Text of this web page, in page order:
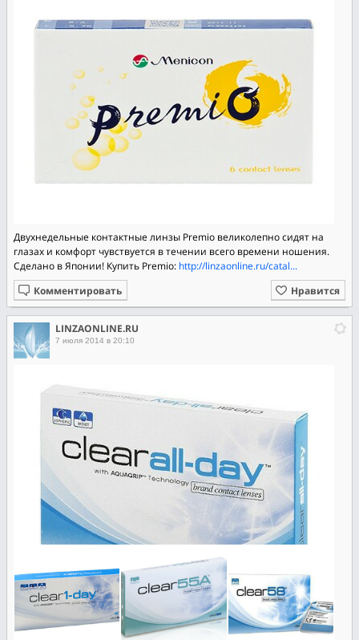
Двухнедельные контактные линзы Premio великолепно сидят на
глазах и комфорт чувствуется в течении всего времени ношения.
Сделано в Японии! Купить Premio: http://linzaonline.ru/catal...
Нравится
Комментировать
LINZAONLINE.RU
7 июля 2014 в 20:10